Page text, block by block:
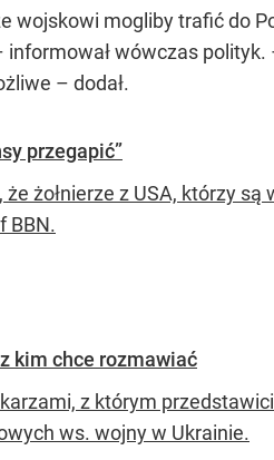
mogliby trafić do
wówczas
– dodał.
przegapić”
żołnierze z USA, którzy
BBN.
kim chce rozmawiać
z którym
ws. wojny w Ukrainie.